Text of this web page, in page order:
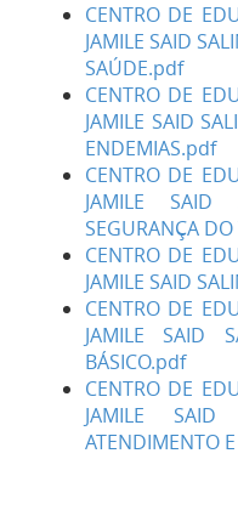
CENTRO DE
JAMILE SAID
SAÚDE.pdf
CENTRO DE
JAMILE SAID
ENDEMIAS.pdf
CENTRO DE
JAMILE SAID
SEGURANÇA
CENTRO DE
JAMILE SAID
CENTRO DE
JAMILE SAID
BÁSICO.pdf
CENTRO DE
JAMILE
ATENDIMENTO